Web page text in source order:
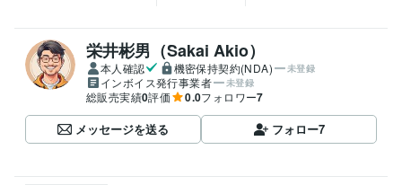
栄井彬男（Sakai Akio）
本人確認 機密保持契約(NDA) 未登録
インボイス発行事業者 未登録
総販売実績0評価 0.0フォロワー7
メッセージを送る フォロー7